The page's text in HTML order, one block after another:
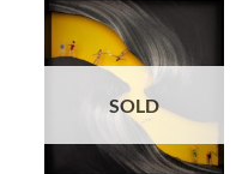
SOLD